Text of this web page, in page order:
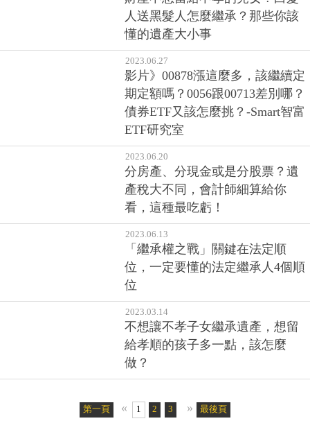
懂的遺產大小事
2023.06.27
影片》00878漲這麼多，該繼續定
期定額嗎？0056跟00713差別哪？
債券ETF又該怎麼挑？-Smart智富
ETF研究室
2023.06.20
分房產、分現金或是分股票？遺
產稅大不同，會計師細算給你
看，這種最吃虧！
2023.06.13
「繼承權之戰」關鍵在法定順
位，一定要懂的法定繼承人4個順
位
2023.03.14
不想讓不孝子女繼承遺產，想留
給孝順的孩子多一點，該怎麼
做？